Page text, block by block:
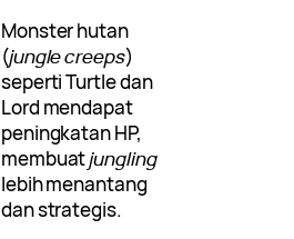
Monster hutan
(jungle creeps)
seperti Turtle dan
Lord mendapat
peningkatan HP,
membuatjungling
lebih menantang
dan strategis.